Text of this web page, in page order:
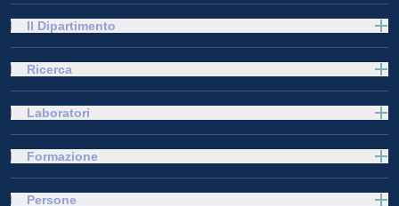
Il Dipartimento
Ricerca
Laboratori
Formazione
Persone